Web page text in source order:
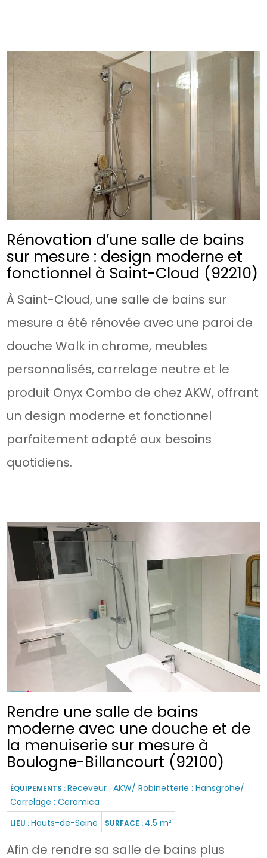
Rénovation d’une salle de bains
sur mesure : design moderne et
fonctionnel à Saint-Cloud (92210)
À Saint-Cloud, une salle de bains sur
mesure a été rénovée avec une paroi de
douche Walk in chrome, meubles
personnalisés, carrelage neutre et le
produit Onyx Combo de chez AKW, offrant
un design moderne et fonctionnel
parfaitement adapté aux besoins
quotidiens.
Rendre une salle de bains
moderne avec une douche et de
la menuiserie sur mesure à
Boulogne-Billancourt (92100)
ÉQUIPEMENTS :Receveur : AKW/ Robinetterie : Hansgrohe/
Carrelage : Ceramica
LIEU :Hauts-de-Seine SURFACE : 4,5 m²
Afin de rendre sa salle de bains plus